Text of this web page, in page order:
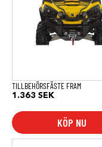
TILLBEHÖRSFÄSTE FRAM
1.363 SEK
KÖP NU